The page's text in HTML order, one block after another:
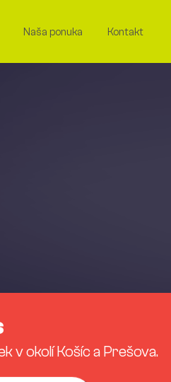
Naša ponuka Kontakt
v okolí Košíc a Prešova.